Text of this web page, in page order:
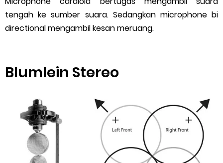
tengah ke sumber suara. Sedangkan microphone bi
directional mengambil kesan meruang.
Blumlein Stereo